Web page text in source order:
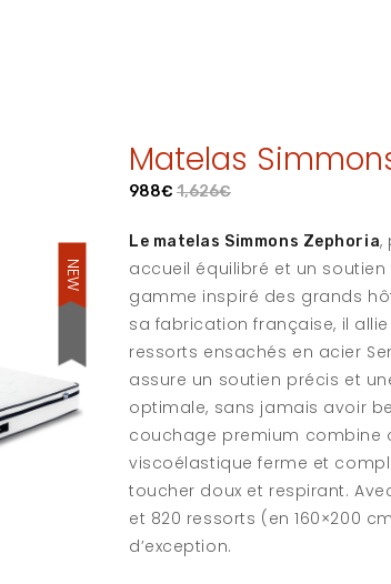
NEW
Matelas
988€ 1,626€
Le matelas Simmons Zephoria,
accueil équilibré et un
gamme inspiré des grands
sa fabrication française, il
ressorts ensachés en acier
assure un soutien précis et
optimale, sans jamais avoir
couchage premium combine
viscoélastique ferme et
toucher doux et respirant.
et 820 ressorts (en 160×200
d’exception.